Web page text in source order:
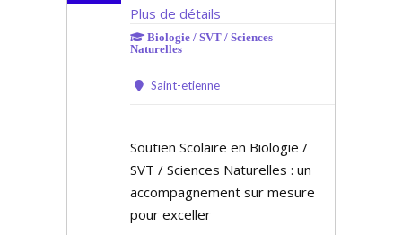
Plus de détails
Biologie / SVT / Sciences
Naturelles
Saint-etienne
Soutien Scolaire en Biologie /
SVT / Sciences Naturelles : un
accompagnement sur mesure
pour exceller